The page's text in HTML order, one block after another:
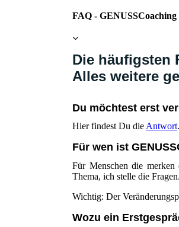
FAQ -
Die häufigsten
Alles weitere
Du möchtest erst
Hier findest Du die Antwort.
Für wen ist
Für Menschen die
Thema, ich stelle die
Wichtig: Der
Wozu ein